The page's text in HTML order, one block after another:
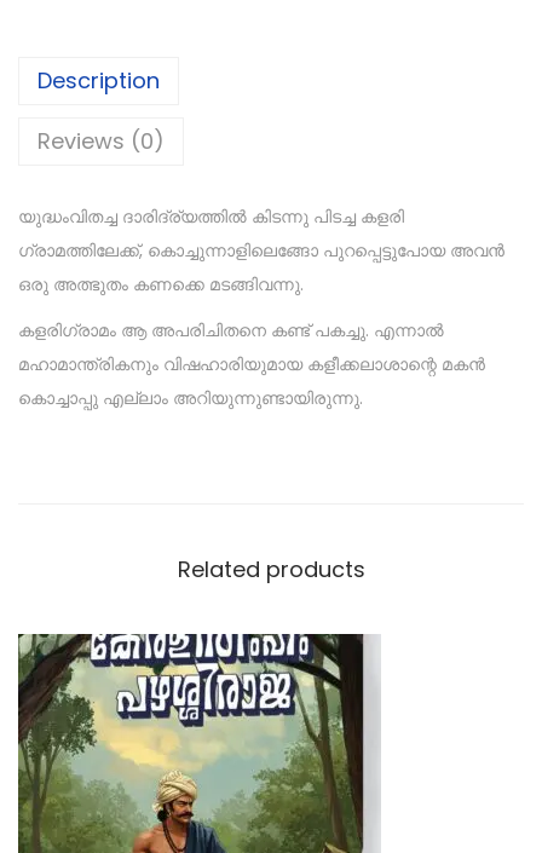
Description
Reviews (0)
യുദ്ധംവിതച്ച ദാരിദ്ര്യത്തിൽ കിടന്നു പിടച്ച കളരി
ഗ്രാമത്തിലേക്ക്, കൊച്ചുന്നാളിലെങ്ങോ പുറപ്പെട്ടുപോയ അവൻ
ഒരു അത്ഭുതം കണക്കെ മടങ്ങിവന്നു.
കളരിഗ്രാമം ആ അപരിചിതനെ കണ്ട് പകച്ചു. എന്നാൽ
മഹാമാന്ത്രികനും വിഷഹാരിയുമായ കളീക്കലാശാന്റെ മകൻ
കൊച്ചാപ്പു എല്ലാം അറിയുന്നുണ്ടായിരുന്നു.
Related products